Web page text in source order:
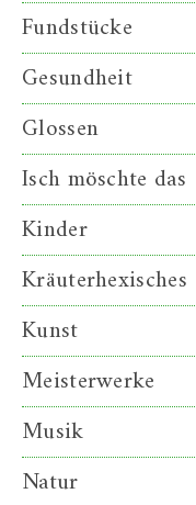
Fundstücke
Gesundheit
Glossen
Isch möschte das
Kinder
Kräuterhexisches
Kunst
Meisterwerke
Musik
Natur